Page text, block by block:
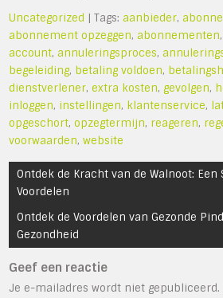
Uncategorized | Tags: aanbieder,
abonnement opzeggen, abonnementen,
account, annuleringsproces,
begeleiding, betaling voldoen,
dienstverlener,extra kosten,gevolgen,
inloggen, instellingen, klantenservice,
opgeschort,opzegtermijn, reageren,
voorwaarden,website
Bericht
navigatie
Ontdek de Kracht van de Walnoot:
Voordelen
Ontdek de Voordelen van Gezonde
Gezondheid
Geef een reactie
Je e-mailadres wordt niet gepubliceerd.